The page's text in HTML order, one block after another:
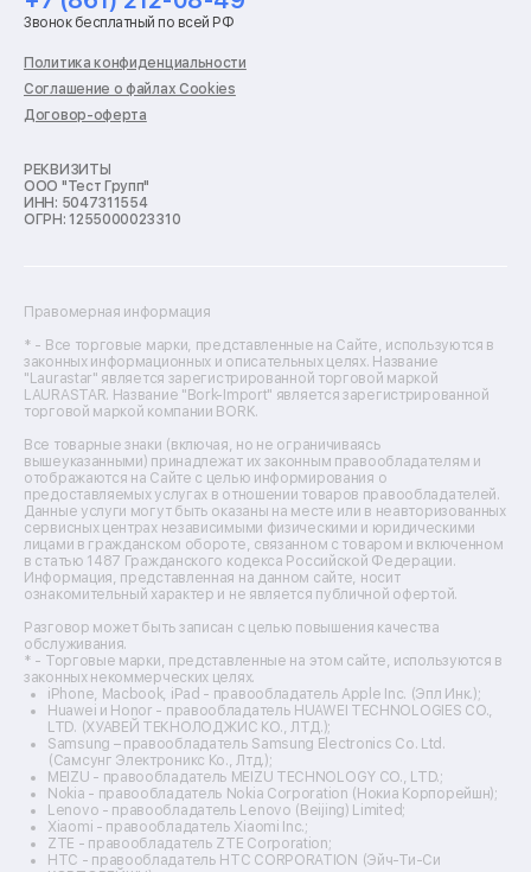
Ремонт стиральных машин
Ремонт пылесосов
Ремонт варочных панелей
Ремонт духовых шкафов
Ремонт кондиционеров
Ремонт кухонных комбайнов
Ремонт морозильных камер
Ремонт отпаривателей
Ремонт плоттеров
Ремонт фенов
Ремонт цифровых биноклей
Ремонт тепловизоров
Ремонт массажных кресел
Ремонт водонагревателей
Ремонт вытяжек
Ремонт источников бесперебойного питания
Ремонт пароварок
Ремонт микшерных пультов
Ремонт dj-пультов
Ремонт кухонных плит
Ремонт стедикамов
Ремонт оптических прицелов
Ремонт электровелосипедов
Ремонт видеокамер
Ремонт эхолотов
Ремонт 3d-принтеров
Ремонт прицелов ночного видения
Ремонт винных шкафов
Ремонт выпрямителей
Ремонт сушилок для рук
Ремонт дальномеров
Ремонт снегоуборщиков
Звонок бесплатный по всей РФ
Политика конфиденциальности
Соглашение о файлах Cookies
Договор-оферта
РЕКВИЗИТЫ
ООО "Тест Групп"
ИНН: 5047311554
ОГРН: 1255000023310
Правомерная информация
* - Все торговые марки, представленные на Сайте, используются в
законных информационных и описательных целях. Название
"Laurastar" является зарегистрированной торговой маркой
LAURASTAR. Название "Bork-Import" является зарегистрированной
торговой маркой компании BORK.
Все товарные знаки (включая, но не ограничиваясь
вышеуказанными) принадлежат их законным правообладателям и
отображаются на Сайте с целью информирования о
предоставляемых услугах в отношении товаров правообладателей.
Данные услуги могут быть оказаны на месте или в неавторизованных
сервисных центрах независимыми физическими и юридическими
лицами в гражданском обороте, связанном с товаром и включенном
в статью 1487 Гражданского кодекса Российской Федерации.
Информация, представленная на данном сайте, носит
ознакомительный характер и не является публичной офертой.
Разговор может быть записан с целью повышения качества
обслуживания.
* - Торговые марки, представленные на этом сайте, используются в
законных некоммерческих целях.
iPhone, Macbook, iPad - правообладатель Apple Inc. (Эпл Инк.);
Huawei и Honor - правообладатель HUAWEI TECHNOLOGIES CO.,
LTD. (ХУАВЕЙ ТЕКНОЛОДЖИС КО., ЛТД.);
Samsung – правообладатель Samsung Electronics Co. Ltd.
(Самсунг Электроникс Ко., Лтд.);
MEIZU - правообладатель MEIZU TECHNOLOGY CO., LTD.;
Nokia - правообладатель Nokia Corporation (Нокиа Корпорейшн);
Lenovo - правообладатель Lenovo (Beijing) Limited;
Xiaomi - правообладатель Xiaomi Inc.;
ZTE - правообладатель ZTE Corporation;
HTC - правообладатель HTC CORPORATION (Эйч-Ти-Си